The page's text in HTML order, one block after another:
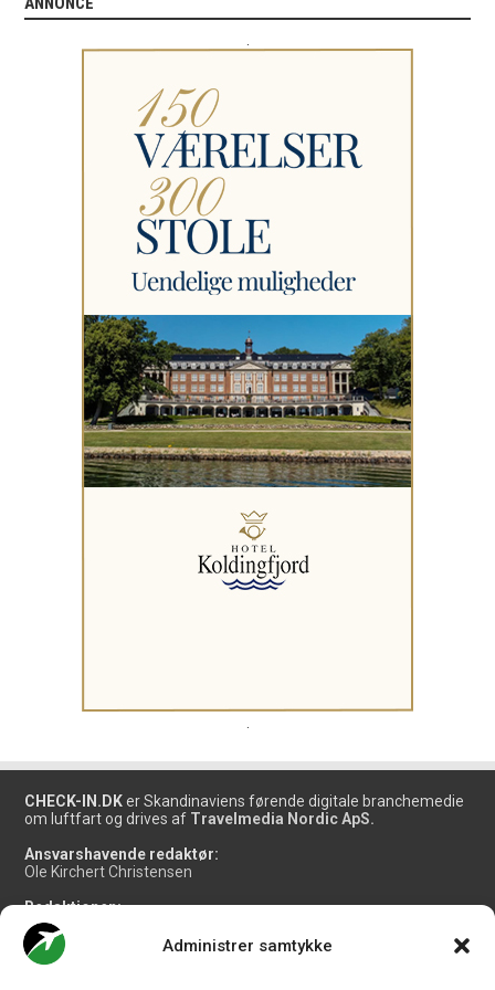
Administrer samtykke
CHECK-IN.DK er Skandinaviens førende digitale branchemedie
om luftfart og drives af Travelmedia Nordic ApS.
Ansvarshavende redaktør:
Ole Kirchert Christensen
Redaktionen:
Christian Granhøj Skouboe
Henrik Baumgarten
Danny Longhi Andreasen